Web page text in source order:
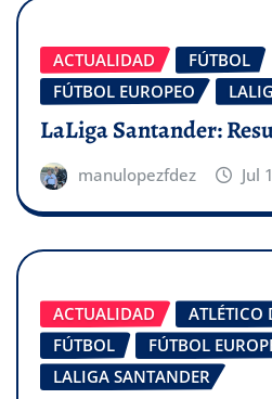
ACTUALIDAD
FÚTBOL
FÚTBOL EUROPEO
LaLiga Santander:
manulopezfdez Jul
ACTUALIDAD
ATLÉTICO
FÚTBOL
FÚTBOL
LALIGA SANTANDER